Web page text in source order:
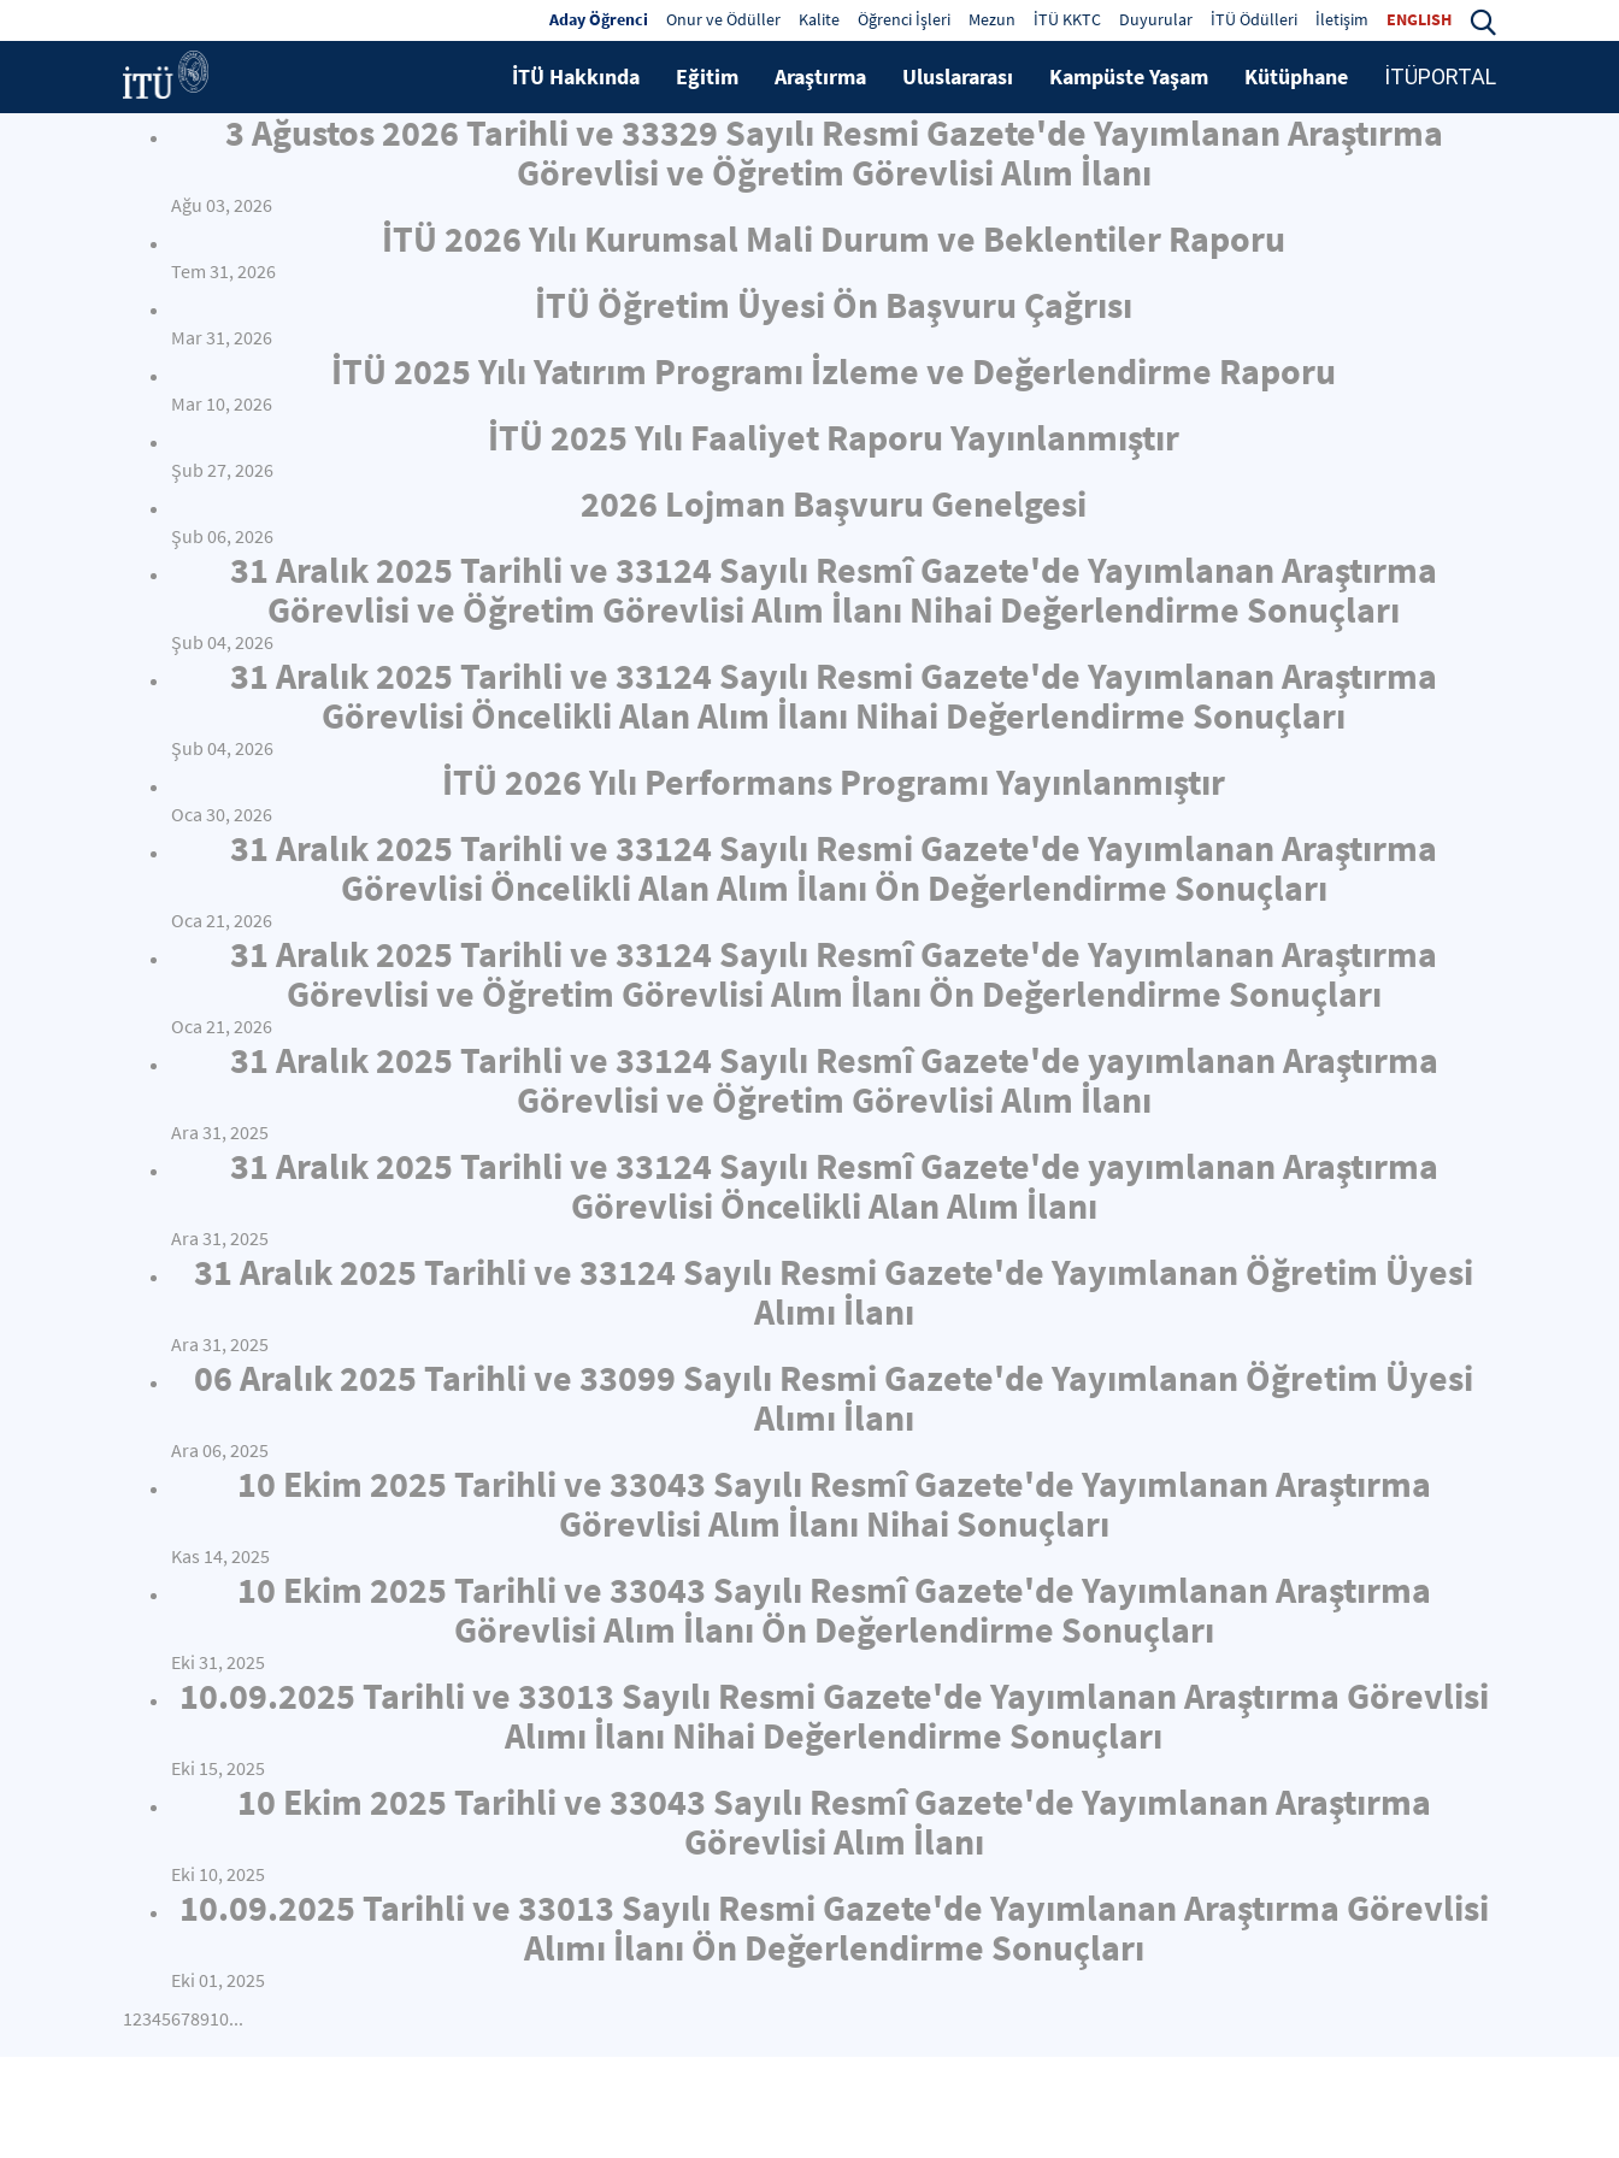
Aday Öğrenci Onur ve Ödüller Kalite Öğrenci İşleri Mezun İTÜ KKTC Duyurular İTÜ Ödülleri İletişim ENGLISH
İTÜ Hakkında Eğitim Araştırma Uluslararası Kampüste Yaşam Kütüphane İTÜPORTAL
3 Ağustos 2026 Tarihli ve 33329 Sayılı Resmi Gazete'de Yayımlanan Araştırma
Görevlisi ve Öğretim Görevlisi Alım İlanı
Ağu 03, 2026
İTÜ 2026 Yılı Kurumsal Mali Durum ve Beklentiler Raporu
Tem 31, 2026
İTÜ Öğretim Üyesi Ön Başvuru Çağrısı
Mar 31, 2026
İTÜ 2025 Yılı Yatırım Programı İzleme ve Değerlendirme Raporu
Mar 10, 2026
İTÜ 2025 Yılı Faaliyet Raporu Yayınlanmıştır
Şub 27, 2026
2026 Lojman Başvuru Genelgesi
Şub 06, 2026
31 Aralık 2025 Tarihli ve 33124 Sayılı Resmî Gazete'de Yayımlanan Araştırma
Görevlisi ve Öğretim Görevlisi Alım İlanı Nihai Değerlendirme Sonuçları
Şub 04, 2026
31 Aralık 2025 Tarihli ve 33124 Sayılı Resmi Gazete'de Yayımlanan Araştırma
Görevlisi Öncelikli Alan Alım İlanı Nihai Değerlendirme Sonuçları
Şub 04, 2026
İTÜ 2026 Yılı Performans Programı Yayınlanmıştır
Oca 30, 2026
31 Aralık 2025 Tarihli ve 33124 Sayılı Resmi Gazete'de Yayımlanan Araştırma
Görevlisi Öncelikli Alan Alım İlanı Ön Değerlendirme Sonuçları
Oca 21, 2026
31 Aralık 2025 Tarihli ve 33124 Sayılı Resmî Gazete'de Yayımlanan Araştırma
Görevlisi ve Öğretim Görevlisi Alım İlanı Ön Değerlendirme Sonuçları
Oca 21, 2026
31 Aralık 2025 Tarihli ve 33124 Sayılı Resmî Gazete'de yayımlanan Araştırma
Görevlisi ve Öğretim Görevlisi Alım İlanı
Ara 31, 2025
31 Aralık 2025 Tarihli ve 33124 Sayılı Resmî Gazete'de yayımlanan Araştırma
Görevlisi Öncelikli Alan Alım İlanı
Ara 31, 2025
31 Aralık 2025 Tarihli ve 33124 Sayılı Resmi Gazete'de Yayımlanan Öğretim Üyesi
Alımı İlanı
Ara 31, 2025
06 Aralık 2025 Tarihli ve 33099 Sayılı Resmi Gazete'de Yayımlanan Öğretim Üyesi
Alımı İlanı
Ara 06, 2025
10 Ekim 2025 Tarihli ve 33043 Sayılı Resmî Gazete'de Yayımlanan Araştırma
Görevlisi Alım İlanı Nihai Sonuçları
Kas 14, 2025
10 Ekim 2025 Tarihli ve 33043 Sayılı Resmî Gazete'de Yayımlanan Araştırma
Görevlisi Alım İlanı Ön Değerlendirme Sonuçları
Eki 31, 2025
10.09.2025 Tarihli ve 33013 Sayılı Resmi Gazete'de Yayımlanan Araştırma Görevlisi
Alımı İlanı Nihai Değerlendirme Sonuçları
Eki 15, 2025
10 Ekim 2025 Tarihli ve 33043 Sayılı Resmî Gazete'de Yayımlanan Araştırma
Görevlisi Alım İlanı
Eki 10, 2025
10.09.2025 Tarihli ve 33013 Sayılı Resmi Gazete'de Yayımlanan Araştırma Görevlisi
Alımı İlanı Ön Değerlendirme Sonuçları
Eki 01, 2025
12345678910...